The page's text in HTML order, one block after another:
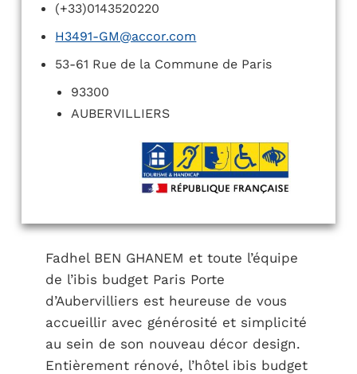
(+33)0143520220
H3491-GM@accor.com
53-61 Rue de la Commune de Paris
93300
AUBERVILLIERS
Fadhel BEN GHANEM et toute l’équipe
de l’ibis budget Paris Porte
d’Aubervilliers est heureuse de vous
accueillir avec générosité et simplicité
au sein de son nouveau décor design.
Entièrement rénové, l’hôtel ibis budget